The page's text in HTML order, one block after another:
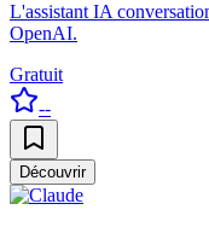
L'assistant IA
OpenAI.
Gratuit
--
Découvrir